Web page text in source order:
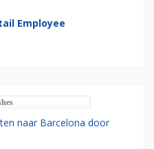
Employee
naar Barcelona door